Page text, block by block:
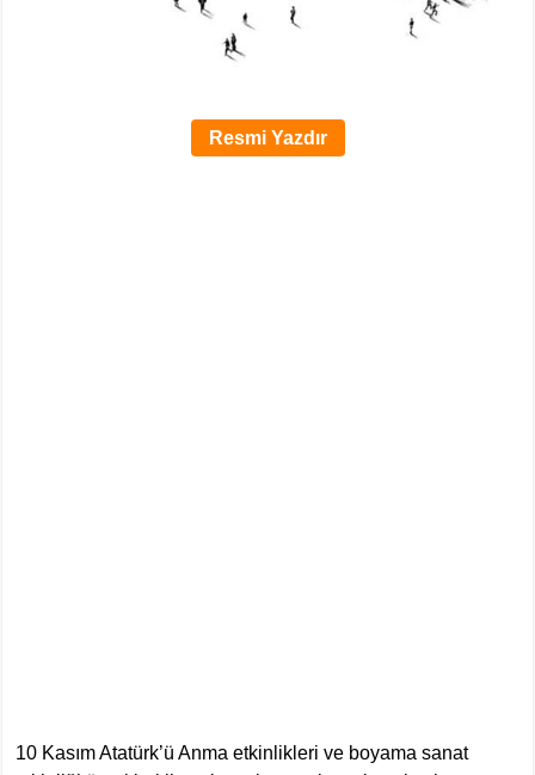
Resmi Yazdır
10 Kasım Atatürk’ü Anma etkinlikleri ve boyama sanat